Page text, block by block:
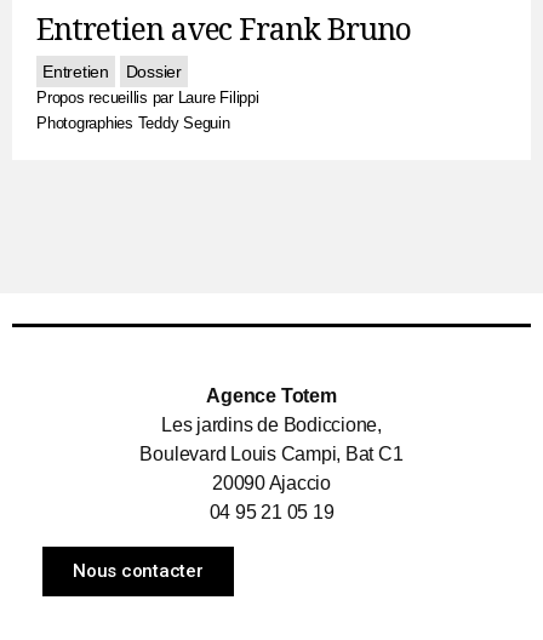
Entretien avec Frank Bruno
Entretien Dossier
Propos recueillis par Laure Filippi
Photographies Teddy Seguin
Agence Totem
Les jardins de Bodiccione,
Boulevard Louis Campi, Bat C1
20090 Ajaccio
04 95 21 05 19
Nous contacter